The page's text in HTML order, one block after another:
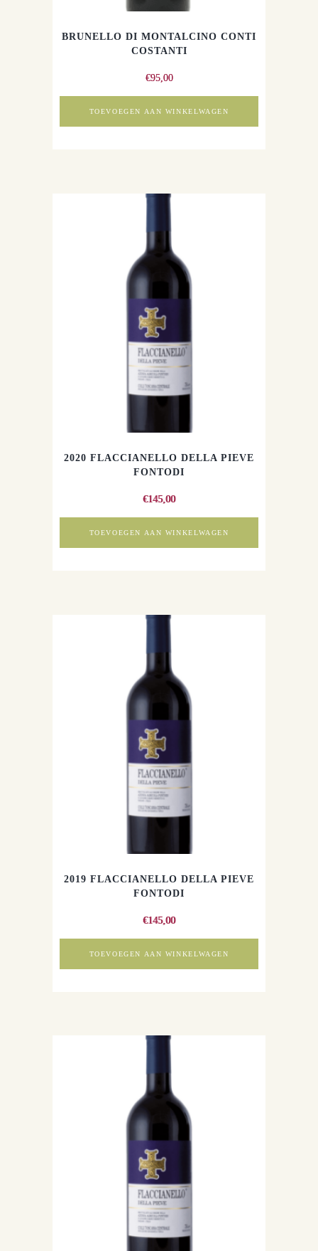
BRUNELLO DI MONTALCINO CONTI
COSTANTI
€95,00
TOEVOEGEN AAN WINKELWAGEN
2020 FLACCIANELLO DELLA PIEVE
FONTODI
€145,00
TOEVOEGEN AAN WINKELWAGEN
2019 FLACCIANELLO DELLA PIEVE
FONTODI
€145,00
TOEVOEGEN AAN WINKELWAGEN